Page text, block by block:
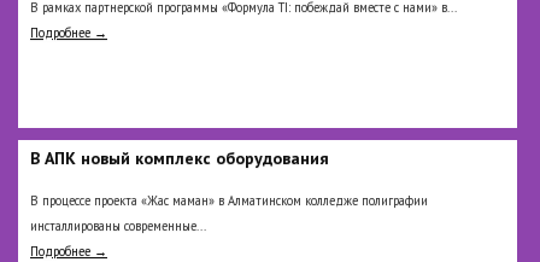
В рамках партнерской программы «Формула TI: побеждай вместе с нами» в...
Подробнее →
В АПК новый комплекс оборудования
В процессе проекта «Жас маман» в Алматинском колледже полиграфии
инсталлированы современные...
Подробнее →